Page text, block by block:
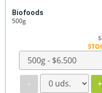
Biofoods
500g
- +